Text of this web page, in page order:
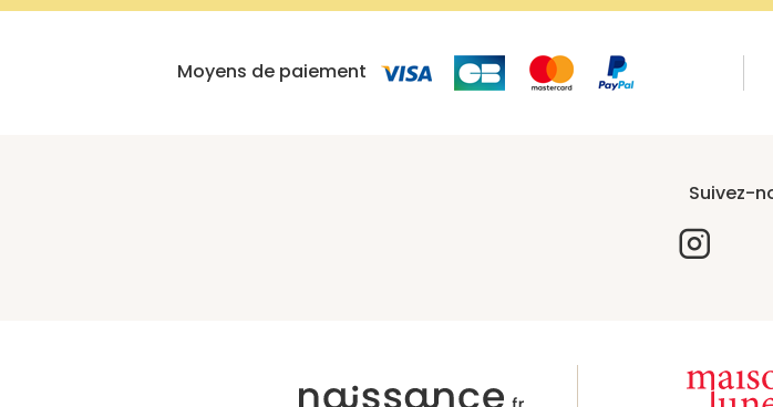
Moyens de paiement
Suivez-